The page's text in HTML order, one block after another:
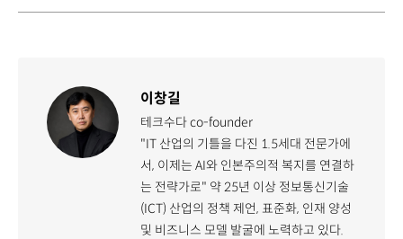
이창길
테크수다 co-founder
"IT 산업의 기틀을 다진 1.5세대 전문가에
서, 이제는 AI와 인본주의적 복지를 연결하
는 전략가로" 약 25년 이상 정보통신기술
(ICT) 산업의 정책 제언, 표준화, 인재 양성
및 비즈니스 모델 발굴에 노력하고 있다.